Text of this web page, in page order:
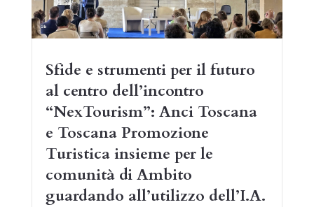
Sfide e strumenti per il futuro
al centro dell’incontro
“NexTourism”: Anci Toscana
e Toscana Promozione
Turistica insieme per le
comunità di Ambito
guardando all’utilizzo dell’I.A.